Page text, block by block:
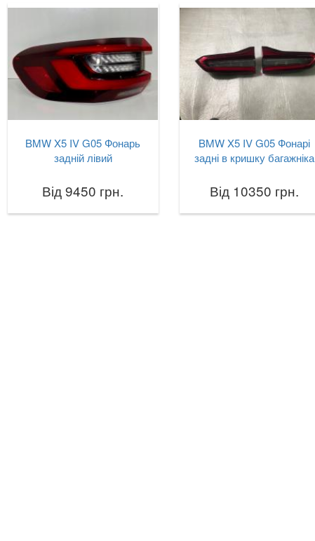
BMW X5 IV G05 Фонарь
задній лівий
Від 9450 грн.
BMW X5 IV G05 Фонарі
задні в кришку багажніка
Від 10350 грн.